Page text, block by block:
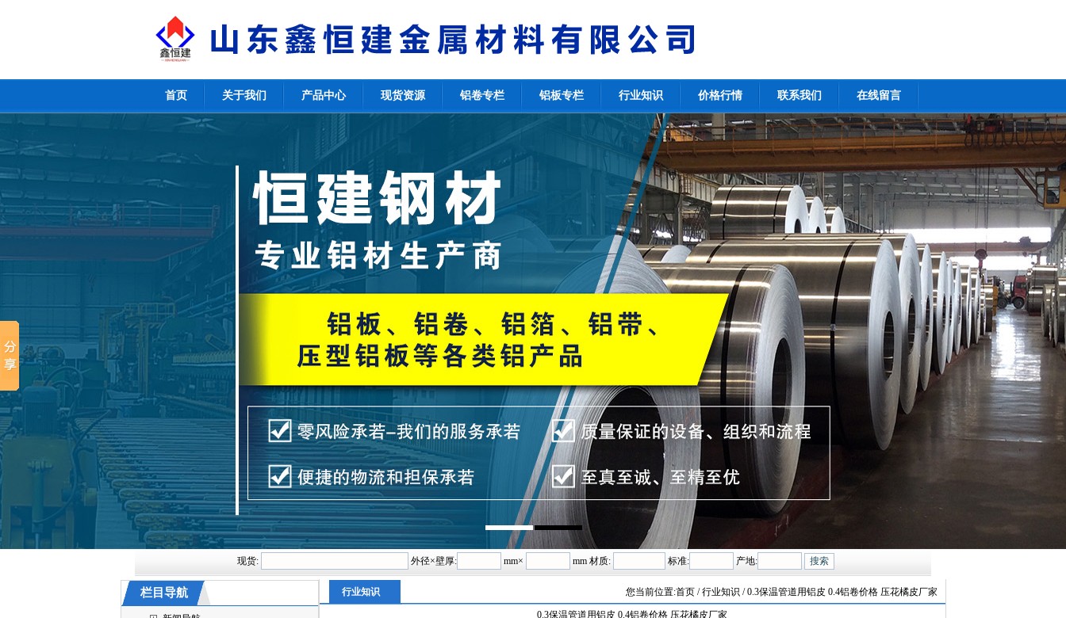
首页 关于我们 产品中心 现货资源 铝卷专栏 铝板专栏 行业知识 价格行情 联系我们 在线留言
现货: 外径×壁厚: mm× mm 材质: 标准: 产地:
栏目导航 行业知识 您当前位置:首页/ 行业知识 / 0.3保温管道用铝皮 0.4铝卷价格 压花橘皮厂家
0.3保温管道用铝皮 0.4铝卷价格 压花橘皮厂家